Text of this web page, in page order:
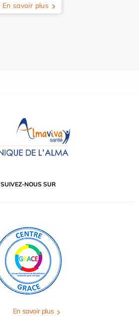
En savoir plus
SUIVEZ-NOUS SUR
En savoir plus